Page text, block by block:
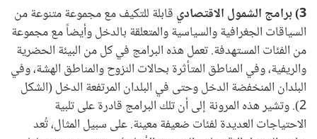
3) برامج الشمول الاقتصادي
قابلة للتكيف مع مجموعة متنوعة من
السياقات الجغرافية والسياسية والمتعلقة بالدخل وأيضاً مع مجموعة
من الفئات المستهدفة. تعمل هذه البرامج في كل من البيئة الحضرية
والريفية، وفي المناطق المتأثرة بحالات النزوح والمناطق الهشة، وفي
البلدان المنخفضة الدخل وحتى في البلدان المرتفعة الدخل (الشكل
2). وتشير هذه المرونة إلى أن تلك البرامج قادرة على تلبية
الاحتياجات العديدة لفئات ضعيفة معينة. على سبيل المثال، تُعد